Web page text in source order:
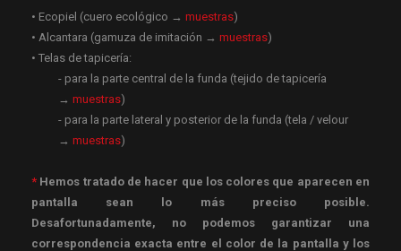
• Ecopiel (cuero ecológico → muestras)
• Alcantara (gamuza de imitación → muestras)
• Telas de tapicería:
- para la parte central de la funda (tejido de tapicería
→ muestras)
- para la parte lateral y posterior de la funda (tela / velour
→ muestras)
* Hemos tratado de hacer que los colores que aparecen en
pantalla sean lo más preciso posible.
Desafortunadamente, no podemos garantizar una
correspondencia exacta entre el color de la pantalla y los